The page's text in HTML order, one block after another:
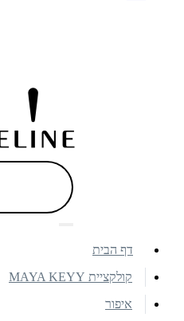
דף הבית
קולקציית MAYA KEYY
איפור